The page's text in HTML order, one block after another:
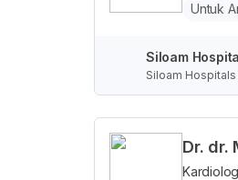
Untuk
Siloam
Siloam
Dr. dr.